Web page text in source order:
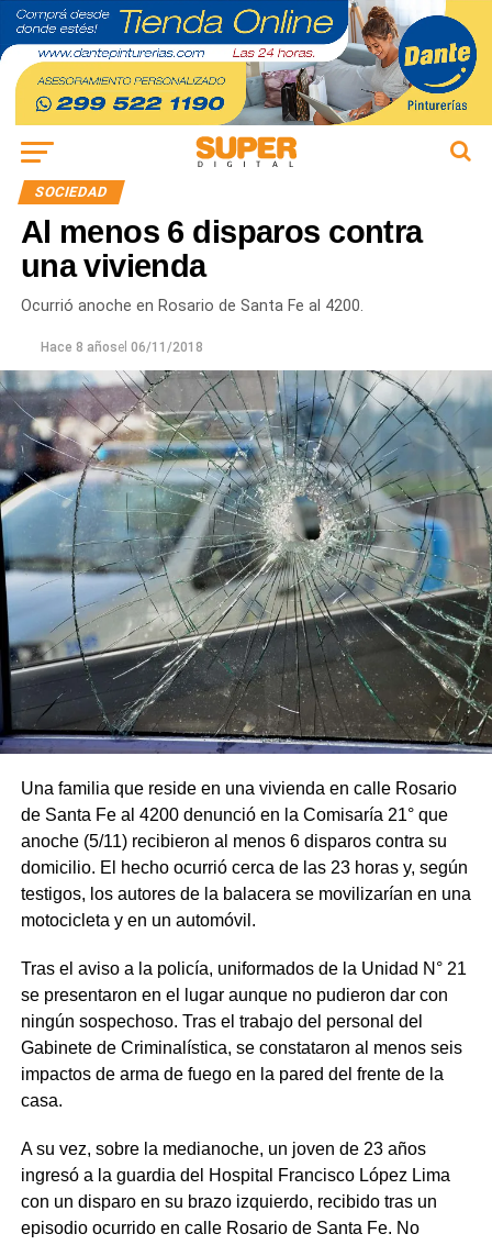
SOCIEDAD
Al menos 6 disparos contra
una vivienda
Ocurrió anoche en Rosario de Santa Fe al 4200.
Hace 8 añosel 06/11/2018
Una familia que reside en una vivienda en calle Rosario
de Santa Fe al 4200 denunció en la Comisaría 21° que
anoche (5/11) recibieron al menos 6 disparos contra su
domicilio. El hecho ocurrió cerca de las 23 horas y, según
testigos, los autores de la balacera se movilizarían en una
motocicleta y en un automóvil.
Tras el aviso a la policía, uniformados de la Unidad N° 21
se presentaron en el lugar aunque no pudieron dar con
ningún sospechoso. Tras el trabajo del personal del
Gabinete de Criminalística, se constataron al menos seis
impactos de arma de fuego en la pared del frente de la
casa.
A su vez, sobre la medianoche, un joven de 23 años
ingresó a la guardia del Hospital Francisco López Lima
con un disparo en su brazo izquierdo, recibido tras un
episodio ocurrido en calle Rosario de Santa Fe. No